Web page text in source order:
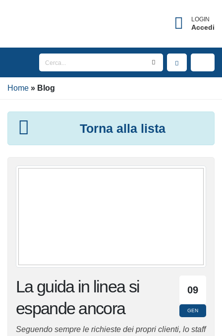
LOGIN
Accedi
Home Blog
Torna alla lista
09
GEN
La guida in linea si
espande ancora
Seguendo sempre le richieste dei propri clienti, lo staff